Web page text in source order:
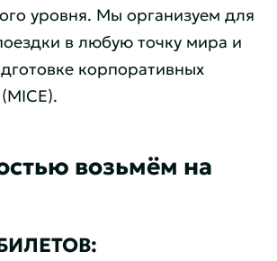
уровня. Мы организуем для
в любую точку мира и
корпоративных
возьмём на